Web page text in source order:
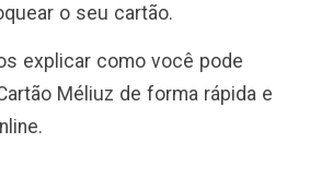
o seu cartão.
explicar como você pode
Méliuz de forma rápida e